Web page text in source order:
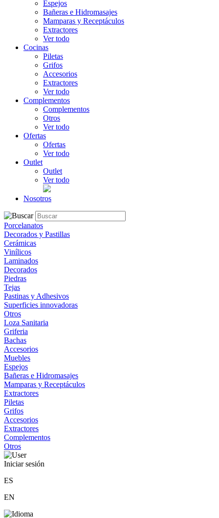
Espejos
Bañeras e Hidromasajes
Mamparas y Receptáculos
Extractores
Ver todo
Cocinas
Piletas
Grifos
Accesorios
Extractores
Ver todo
Complementos
Complementos
Otros
Ver todo
Ofertas
Ofertas
Ver todo
Outlet
Outlet
Ver todo
Nosotros
Porcelanatos
Decorados y Pastillas
Cerámicas
Vinílicos
Laminados
Decorados
Piedras
Tejas
Pastinas y Adhesivos
Superficies innovadoras
Otros
Loza Sanitaria
Griferia
Bachas
Accesorios
Muebles
Espejos
Bañeras e Hidromasajes
Mamparas y Receptáculos
Extractores
Piletas
Grifos
Accesorios
Extractores
Complementos
Otros
Iniciar sesión
ES
EN